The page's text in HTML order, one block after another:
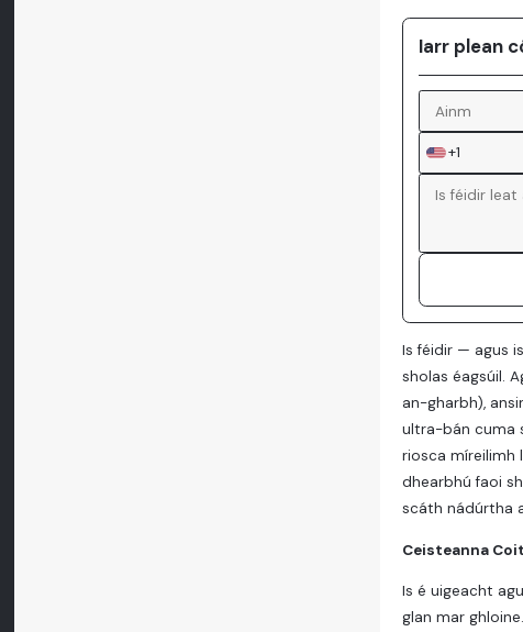
Iarr plean
+1
Is féidir — agus
sholas éagsúil.
an-gharbh),
ultra-bán cuma
riosca míreilimh
dhearbhú faoi
scáth nádúrtha
Ceisteanna
Is é uigeacht
glan mar